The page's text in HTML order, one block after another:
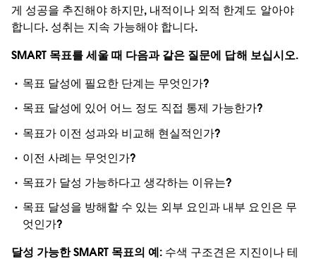
게 성공을 추진해야 하지만, 내적이나 외적 한계도 알아야
합니다. 성취는 지속 가능해야 합니다.
SMART 목표를 세울 때 다음과 같은 질문에 답해 보십시오.
목표 달성에 필요한 단계는 무엇인가?
목표 달성에 있어 어느 정도 직접 통제 가능한가?
목표가 이전 성과와 비교해 현실적인가?
이전 사례는 무엇인가?
목표가 달성 가능하다고 생각하는 이유는?
목표 달성을 방해할 수 있는 외부 요인과 내부 요인은 무
엇인가?
달성 가능한 SMART 목표의 예: 수색 구조견은 지진이나 테